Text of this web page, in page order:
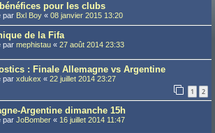
pour les clubs
par Bxl Boy « 08 janvier 2015 13:20
de la Fifa
par mephistau « 27 août 2014 23:33
: Finale Allemagne vs Argentine
par xdukex « 22 juillet 2014 23:27
1 2
Argentine dimanche 15h
par JoBomber « 16 juillet 2014 11:47